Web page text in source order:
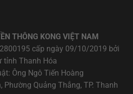
THÔNG KONG VIỆT NAM
cấp ngày 09/10/2019 bởi
tỉnh Thanh Hóa
Ông Ngô Tiến Hoàng
Phường Quảng Thắng, TP. Thanh